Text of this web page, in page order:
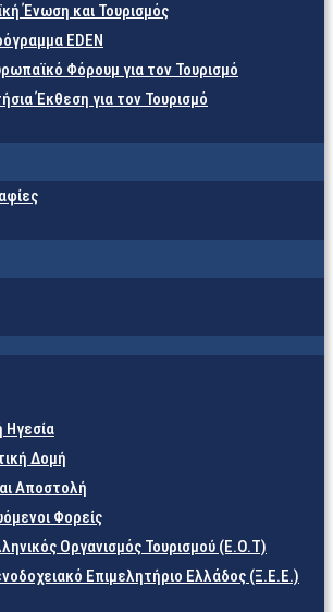
Ένωση και Τουρισμός
EDEN
Φόρουμ για τον Τουρισμό
Έκθεση για τον Τουρισμό
Ηγεσία
Δομή
Αποστολή
Φορείς
Οργανισμός Τουρισμού (Ε.Ο.Τ)
Επιμελητήριο Ελλάδος (Ξ.Ε.Ε.)